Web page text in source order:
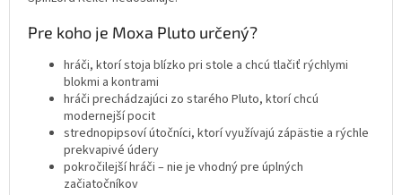
Pre koho je Moxa Pluto určený?
hráči, ktorí stoja blízko pri stole a chcú tlačiť rýchlymi
blokmi a kontrami
hráči prechádzajúci zo starého Pluto, ktorí chcú
modernejší pocit
strednopipsoví útočníci, ktorí využívajú zápästie a rýchle
prekvapivé údery
pokročilejší hráči – nie je vhodný pre úplných
začiatočníkov